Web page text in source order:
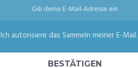
Ich autorisiere das Sammeln meiner E-Mail.